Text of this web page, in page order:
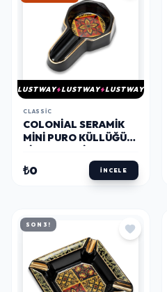
LUSTWAY LUSTWAY LUSTWAY
CLASSIC
COLONIAL SERAMIK
MINI PURO KÜLLÜĞÜ
₺0 İNCELE
SON 3!